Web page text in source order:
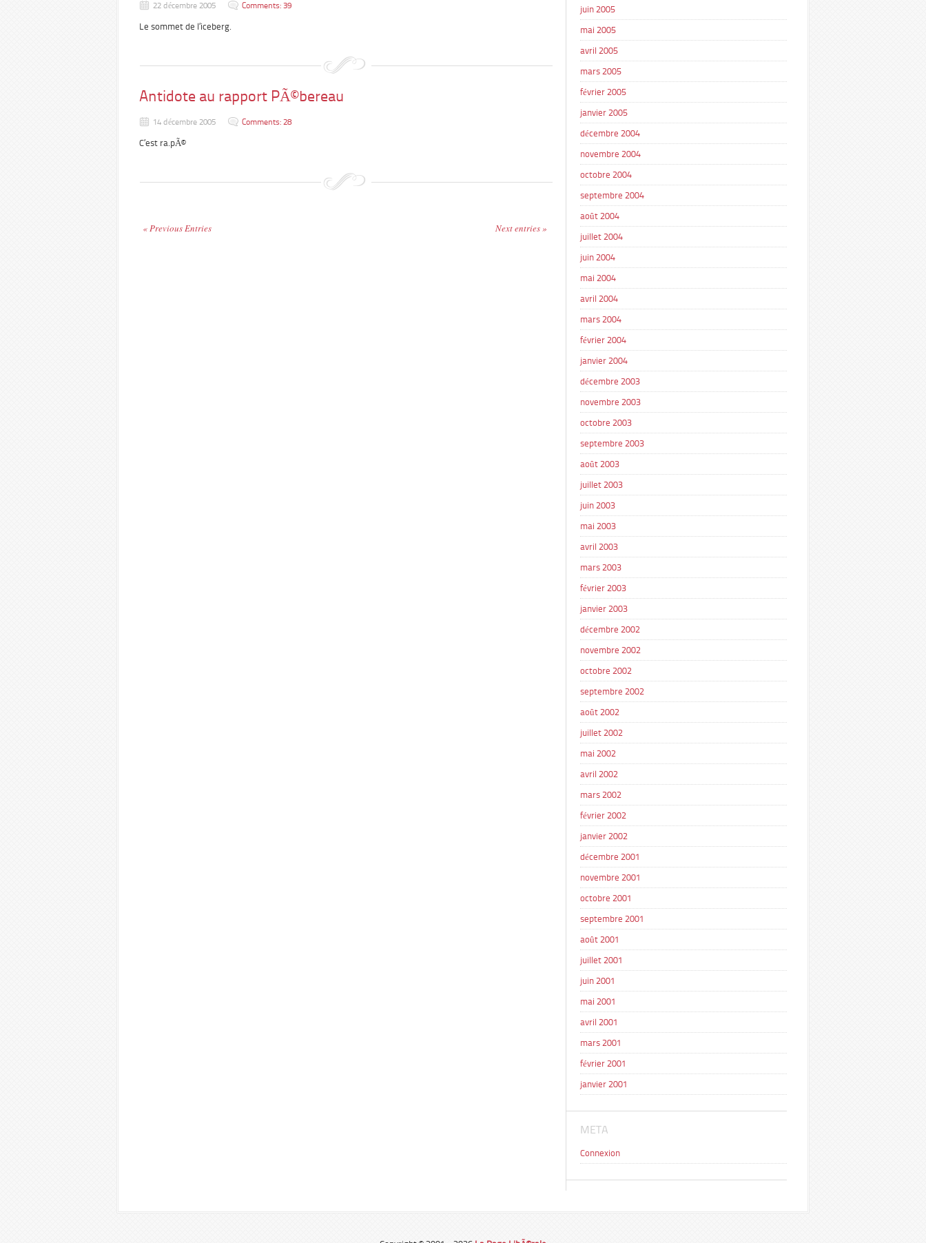
22 décembre 2005 Comments: 39
Le sommet de l’iceberg.
Antidote au rapport PÃ©bereau
14 décembre 2005 Comments: 28
C’est ra.pÃ©
« Previous Entries Next entries »
juin 2005
mai 2005
avril 2005
mars 2005
février 2005
janvier 2005
décembre 2004
novembre 2004
octobre 2004
septembre 2004
août 2004
juillet 2004
juin 2004
mai 2004
avril 2004
mars 2004
février 2004
janvier 2004
décembre 2003
novembre 2003
octobre 2003
septembre 2003
août 2003
juillet 2003
juin 2003
mai 2003
avril 2003
mars 2003
février 2003
janvier 2003
décembre 2002
novembre 2002
octobre 2002
septembre 2002
août 2002
juillet 2002
mai 2002
avril 2002
mars 2002
février 2002
janvier 2002
décembre 2001
novembre 2001
octobre 2001
septembre 2001
août 2001
juillet 2001
juin 2001
mai 2001
avril 2001
mars 2001
février 2001
janvier 2001
META
Connexion